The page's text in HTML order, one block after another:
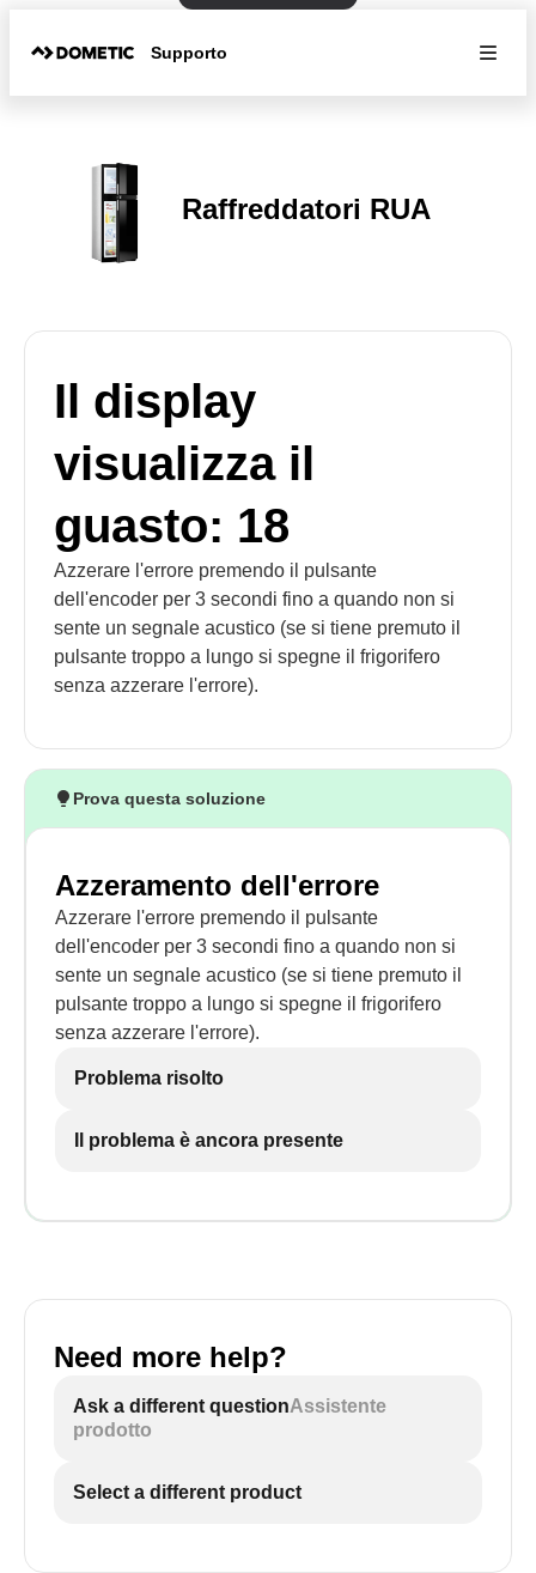
Supporto
Raffreddatori RUA
Il display
visualizza il
guasto: 18
Azzerare l'errore premendo il pulsante
dell'encoder per 3 secondi fino a quando non si
sente un segnale acustico (se si tiene premuto il
pulsante troppo a lungo si spegne il frigorifero
senza azzerare l'errore).
Prova questa soluzione
Azzeramento dell'errore
Azzerare l'errore premendo il pulsante
dell'encoder per 3 secondi fino a quando non si
sente un segnale acustico (se si tiene premuto il
pulsante troppo a lungo si spegne il frigorifero
senza azzerare l'errore).
Problema risolto
Il problema è ancora presente
Need more help?
Ask a different questionAssistente
prodotto
Select a different product